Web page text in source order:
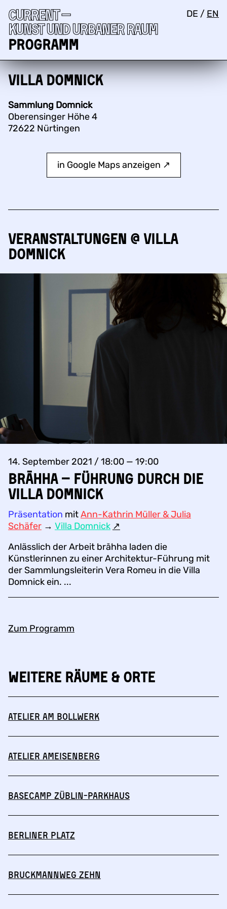
Current —
Kunst und urbaner Raum
Programm
DE / EN
Villa Domnick
Sammlung Domnick
Oberensinger Höhe 4
72622 Nürtingen
in Google Maps anzeigen ↗︎
Veranstaltungen @ Villa
Domnick
14. September 2021 / 18:00 — 19:00
brāhha – Führung durch die
Villa Domnick
Präsentation mitAnn-Kathrin Müller & Julia
Schäfer → Villa Domnick ↗︎
Anlässlich der Arbeit brāhha laden die
Künstlerinnen zu einer Architektur-Führung mit
der Sammlungsleiterin Vera Romeu in die Villa
Domnick ein. ...
Zum Programm
Weitere Räume & Orte
Atelier am Bollwerk
Atelier Ameisenberg
Basecamp Züblin-Parkhaus
Berliner Platz
Bruckmannweg Zehn